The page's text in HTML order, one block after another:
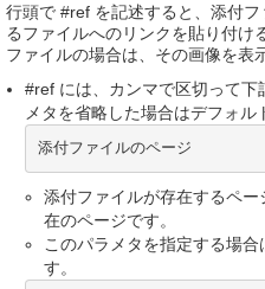
行頭で #ref を記述すると、添付
るファイルへのリンクを貼り付け
ファイルの場合は、その画像を表
#ref には、カンマで区切って下
メタを省略した場合はデフォル
添付ファイルのページ
添付ファイルが存在するペ
在のページです。
このパラメタを指定する場
す。